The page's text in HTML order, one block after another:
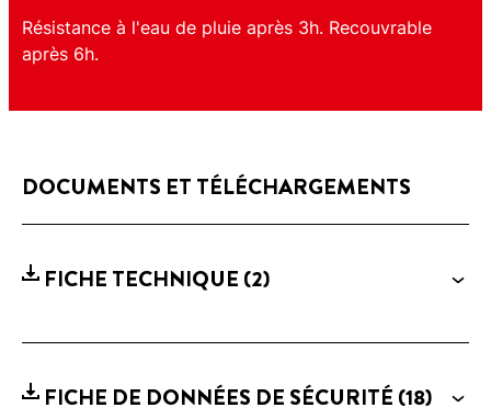
Résistance à l'eau de pluie après 3h. Recouvrable
après 6h.
DOCUMENTS ET TÉLÉCHARGEMENTS
FICHE TECHNIQUE (2)
FICHE DE DONNÉES DE SÉCURITÉ (18)